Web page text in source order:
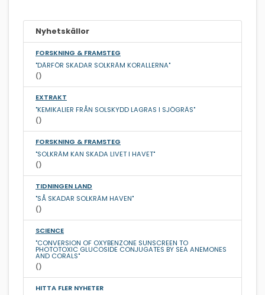
Nyhetskällor
FORSKNING & FRAMSTEG
"DÄRFÖR SKADAR SOLKRÄM KORALLERNA"
()
EXTRAKT
"KEMIKALIER FRÅN SOLSKYDD LAGRAS I SJÖGRÄS"
()
FORSKNING & FRAMSTEG
"SOLKRÄM KAN SKADA LIVET I HAVET"
()
TIDNINGEN LAND
"SÅ SKADAR SOLKRÄM HAVEN"
()
SCIENCE
"CONVERSION OF OXYBENZONE SUNSCREEN TO
PHOTOTOXIC GLUCOSIDE CONJUGATES BY SEA ANEMONES
AND CORALS"
()
HITTA FLER NYHETER